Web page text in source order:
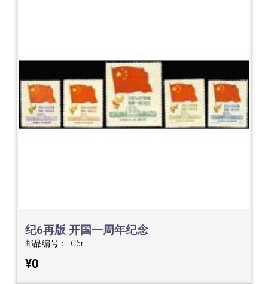
纪6再版 开国一周年纪念
邮品编号：: C6r
¥0